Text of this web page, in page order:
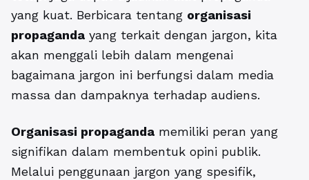
yang kuat. Berbicara tentang organisasi
propaganda yang terkait dengan jargon, kita
akan menggali lebih dalam mengenai
bagaimana jargon ini berfungsi dalam media
massa dan dampaknya terhadap audiens.
Organisasi propaganda memiliki peran yang
signifikan dalam membentuk opini publik.
Melalui penggunaan jargon yang spesifik,